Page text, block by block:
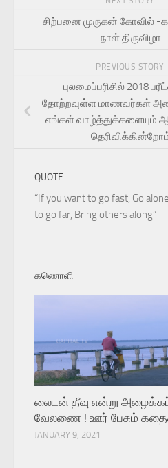
சிற்பனை முருகன் கோவில் -
நாள் திருவிழா
PREVIOUS STORY
புலமைப்பரிசில் 2018
தோற்றவுள்ள மாணவர்கள்
எங்கள் வாழ்த்துக்களையும்
QUOTE
“If you want to go fast, Go
to go far, Bring others along”
கணொளி
லைடன் தீவு என்று
வேலணை ! ஊர் பேசும்
JANUARY 9, 2021